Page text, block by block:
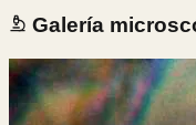
Galería